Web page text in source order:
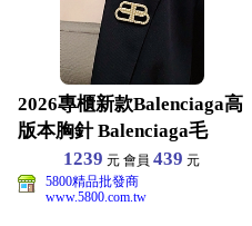
2026專櫃新款Balenciaga高
版本胸針 Balenciaga毛
1239 元 會員439 元
5800精品批發商
www.5800.com.tw